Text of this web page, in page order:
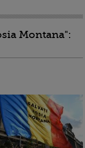
Montana":